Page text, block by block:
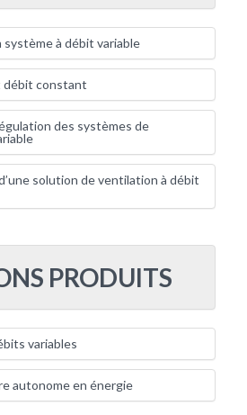
système à débit variable
débit constant
des systèmes de
solution de ventilation à débit
PRODUITS
variables
autonome en énergie